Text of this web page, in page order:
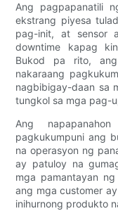
Ang pagpapanatili
ekstrang piyesa
pag-init, at sensor
downtime kapag
Bukod pa rito,
nakaraang
nagbibigay-daan sa
tungkol sa mga pag-
Ang
pagkukumpuni ang
na operasyon ng
ay patuloy na
mga pamantayan
ang mga customer
inihurnong produkto